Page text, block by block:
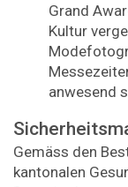
Grand
Kultur
anwesend
Gemäss den
kantonalen